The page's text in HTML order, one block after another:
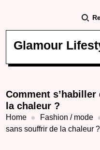
Glamour
Comment
la chaleur ?
Home Fashion / mode
sans souffrir de la chaleur ?